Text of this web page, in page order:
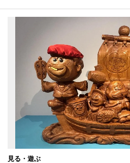
見る・遊ぶ